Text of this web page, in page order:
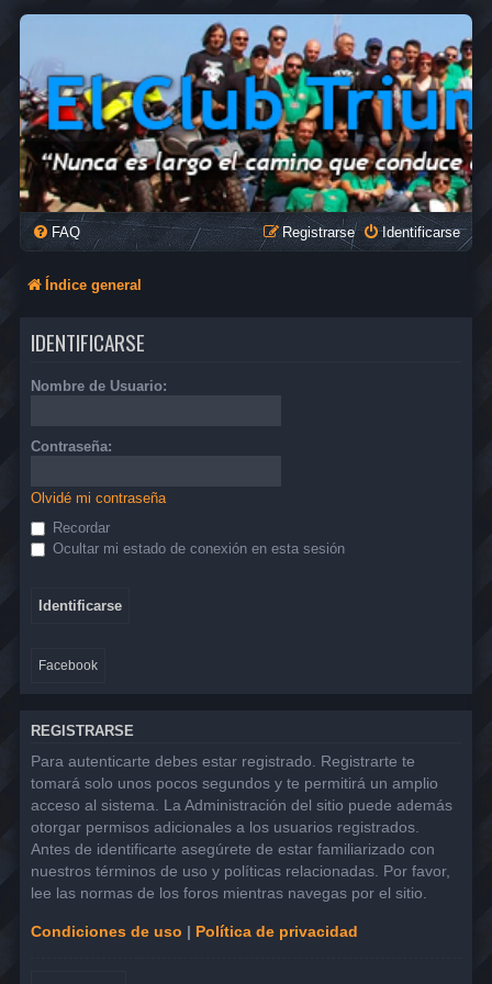
FAQ Identificarse
Registrarse
Índice general
IDENTIFICARSE
Nombre de Usuario:
Contraseña:
Olvidé mi contraseña
Recordar
Ocultar mi estado de conexión en esta sesión
Facebook
REGISTRARSE
Para autenticarte debes estar registrado. Registrarte te
tomará solo unos pocos segundos y te permitirá un amplio
acceso al sistema. La Administración del sitio puede además
otorgar permisos adicionales a los usuarios registrados.
Antes de identificarte asegúrete de estar familiarizado con
nuestros términos de uso y políticas relacionadas. Por favor,
lee las normas de los foros mientras navegas por el sitio.
Condiciones de uso | Política de privacidad